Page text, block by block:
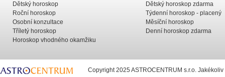
Dětský horoskop
Roční horoskop
Osobní konzultace
Tříletý horoskop
Horoskop vhodného okamžiku
Dětský horoskop zdarma
Týdenní horoskop - placený
Měsíční horoskop
Denní horoskop zdarma
Copyright 2025 ASTROCENTRUM s.r.o.